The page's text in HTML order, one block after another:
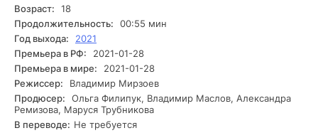
Возраст:
18
Продолжительность:
00:55 мин
Год выхода:
2021
Премьера в РФ:
2021-01-28
Премьера в мире:
2021-01-28
Режиссер:
Владимир Мирзоев
Продюсер:
Ольга Филипук, Владимир Маслов, Александра
Ремизова, Маруся Трубникова
В переводе: Не требуется